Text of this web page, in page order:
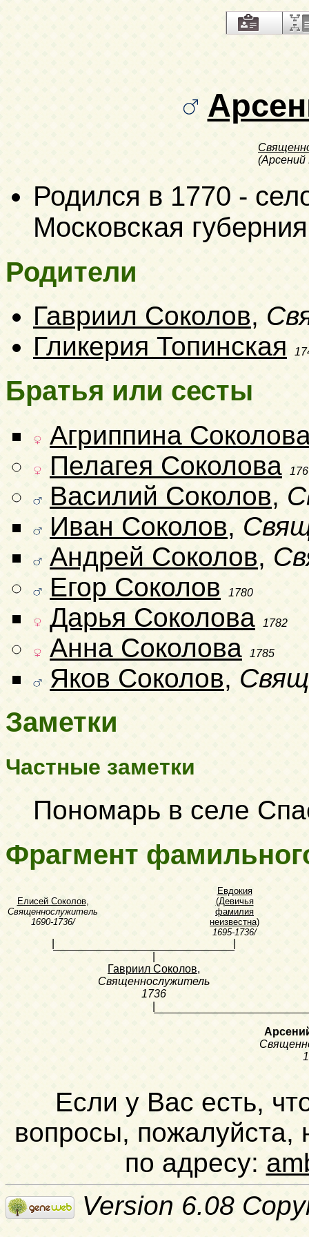
(Арсений
Родился в 1770 -
Московская губерния
Родители
Гавриил Соколов,
Гликерия Топинская
Братья или сесты
Агриппина
Пелагея Соколова
Василий Соколов,
Иван Соколов,
Андрей Соколов,
Егор Соколов
1780
Дарья Соколова 1782
Анна Соколова 1785
Яков Соколов,
Заметки
Частные заметки
Пономарь в селе
Фрагмент
Елисей Соколов,
Священнослужитель
1690-1736/
Евдокия
(Девичья
фамилия
неизвестна)
1695-1736/
Гавриил Соколов,
Священнослужитель
1736
Если у Вас есть,
вопросы, пожалуйста,
по адресу:
Version 6.08